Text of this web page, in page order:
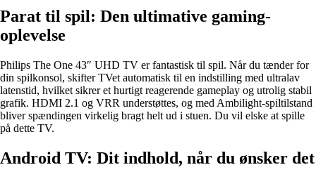
Parat til spil: Den ultimative gaming-
oplevelse
Philips The One 43″ UHD TV er fantastisk til spil. Når du tænder for
din spilkonsol, skifter TVet automatisk til en indstilling med ultralav
latenstid, hvilket sikrer et hurtigt reagerende gameplay og utrolig stabil
grafik. HDMI 2.1 og VRR understøttes, og med Ambilight-spiltilstand
bliver spændingen virkelig bragt helt ud i stuen. Du vil elske at spille
på dette TV.
Android TV: Dit indhold, når du ønsker det